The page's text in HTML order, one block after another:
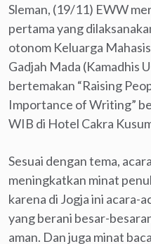
Sleman, (19/11) EWW
pertama yang
otonom Keluarga
Gadjah Mada (Kamadhis
bertemakan “Raising
Importance of Writing”
WIB di Hotel Cakra
Sesuai dengan tema,
meningkatkan minat
karena di Jogja ini acara-
yang berani besar-
aman. Dan juga minat